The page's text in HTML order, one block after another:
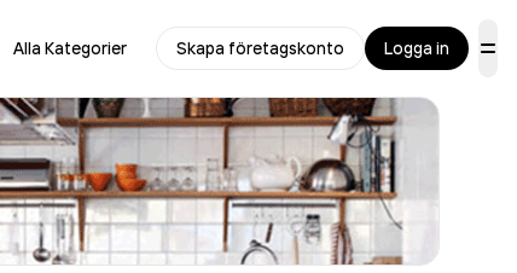
Alla Kategorier Skapa företagskonto Logga in